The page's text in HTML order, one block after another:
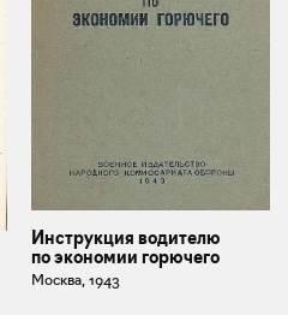
Инструкция водителю
по экономии горючего
Москва, 1943